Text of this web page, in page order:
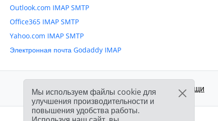
Outlook.com IMAP SMTP
Office365 IMAP SMTP
Yahoo.com IMAP SMTP
Электронная почта Godaddy IMAP
Поддержка:Центр помощи
Мы используем файлы cookie для
улучшения производительности и
повышения удобства работы.